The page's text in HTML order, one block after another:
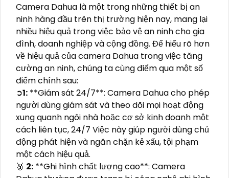
Camera Dahua là một trong những thiết bị an
ninh hàng đầu trên thị trường hiện nay, mang lại
nhiều hiệu quả trong việc bảo vệ an ninh cho gia
đình, doanh nghiệp và cộng đồng. Để hiểu rõ hơn
về hiệu quả của camera Dahua trong việc tăng
cường an ninh, chúng ta cùng điểm qua một số
điểm chính sau:
➲1: **Giám sát 24/7**: Camera Dahua cho phép
người dùng giám sát và theo dõi mọi hoạt động
xung quanh ngôi nhà hoặc cơ sở kinh doanh một
cách liên tục, 24/7 Việc này giúp người dùng chủ
động phát hiện và ngăn chặn kẻ xấu, tội phạm
một cách hiệu quả.
🥉 2: **Ghi hình chất lượng cao**: Camera